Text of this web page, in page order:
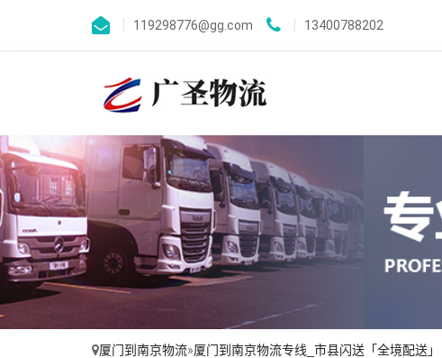
119298776@gg.com 13400788202
厦门到南京物流»厦门到南京物流专线_市县闪送「全境配送」